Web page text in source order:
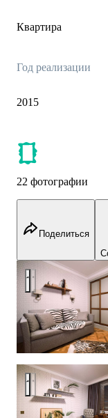
Квартира
Год реализации
2015
22 фотографии
Поделиться
Квартира в
Квартира в